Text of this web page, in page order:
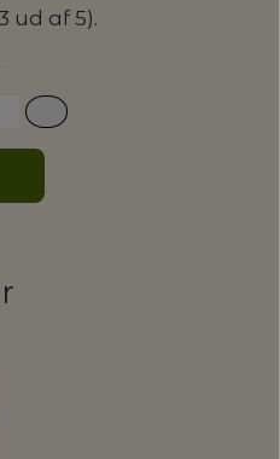
ud af 5).